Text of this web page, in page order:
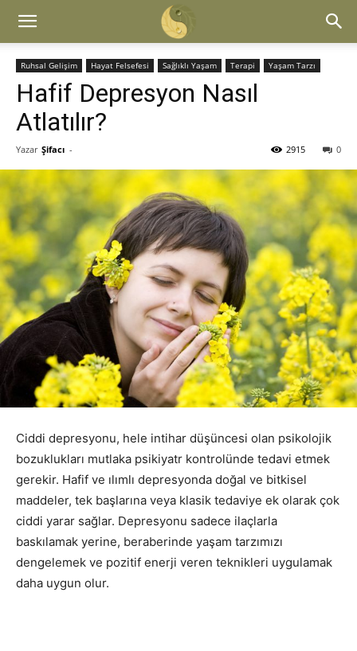
Ruhsal Gelişim Hayat Felsefesi Sağlıklı Yaşam Terapi Yaşam Tarzı
Hafif Depresyon Nasıl
Atlatılır?
Yazar Şifacı - 0
2915
Ciddi depresyonu, hele intihar düşüncesi olan psikolojik
bozuklukları mutlaka psikiyatr kontrolünde tedavi etmek
gerekir. Hafif ve ılımlı depresyonda doğal ve bitkisel
maddeler, tek başlarına veya klasik tedaviye ek olarak çok
ciddi yarar sağlar. Depresyonu sadece ilaçlarla
baskılamak yerine, beraberinde yaşam tarzımızı
dengelemek ve pozitif enerji veren teknikleri uygulamak
daha uygun olur.